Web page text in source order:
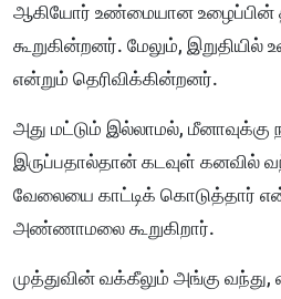
ஆகியோர் உண்மையான உழைப்பின்
கூறுகின்றனர். மேலும்,
என்றும் தெரிவிக்கின்றனர்.
அது மட்டும் இல்லாமல்,
இருப்பதால்தான் கடவுள் கனவில்
வேலையை காட்டிக் கொடுத்தார்
அண்ணாமலை கூறுகிறார்.
முத்துவின் வக்கீலும் அங்கு வந்து,